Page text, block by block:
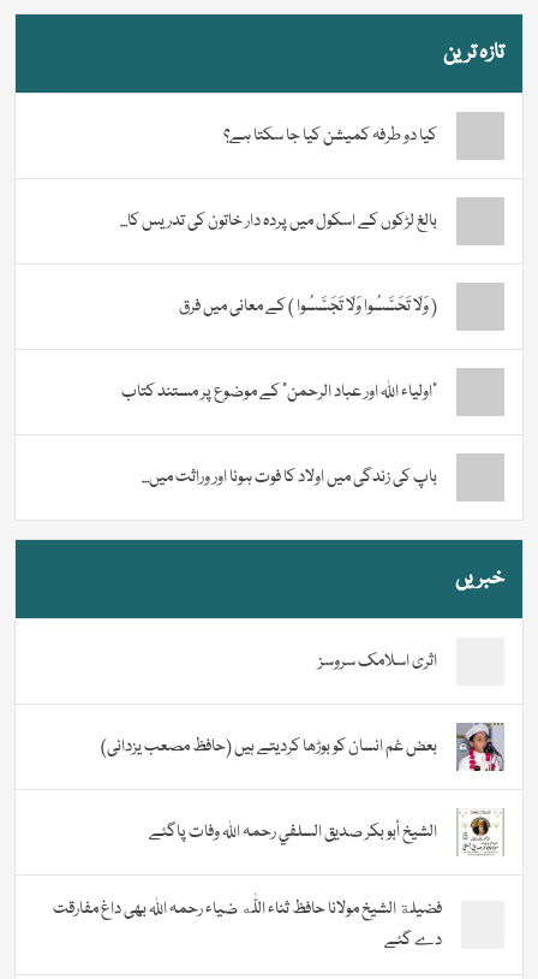
تازہ ترین
کیا دو طرفہ کمیشن کیا جا سکتا ہے؟
بالغ لڑکوں کے اسکول میں پردہ دار خاتون کی تدریس کا...
( وَلَا تَحَسَّسُوا وَلَا تَجَسَّسُوا ) کے معانی میں فرق
“اولیاء اللہ اور عباد الرحمن” کے موضوع پر مستند کتاب
باپ کی زندگی میں اولاد کا فوت ہونا اور وراثت میں...
خبریں
اثری اسلامک سروسز
بعض غم انسان کو بوڑھا کردیتے ہیں (حافظ مصعب یزدانی)
الشيخ أبو بكر صديق السلفي رحمہ اللہ وفات پاگئے
فضیلة الشيخ مولانا حافظ ثناء اللّٰه ضیاء رحمہ اللہ بھی داغ مفارقت
دے گئے